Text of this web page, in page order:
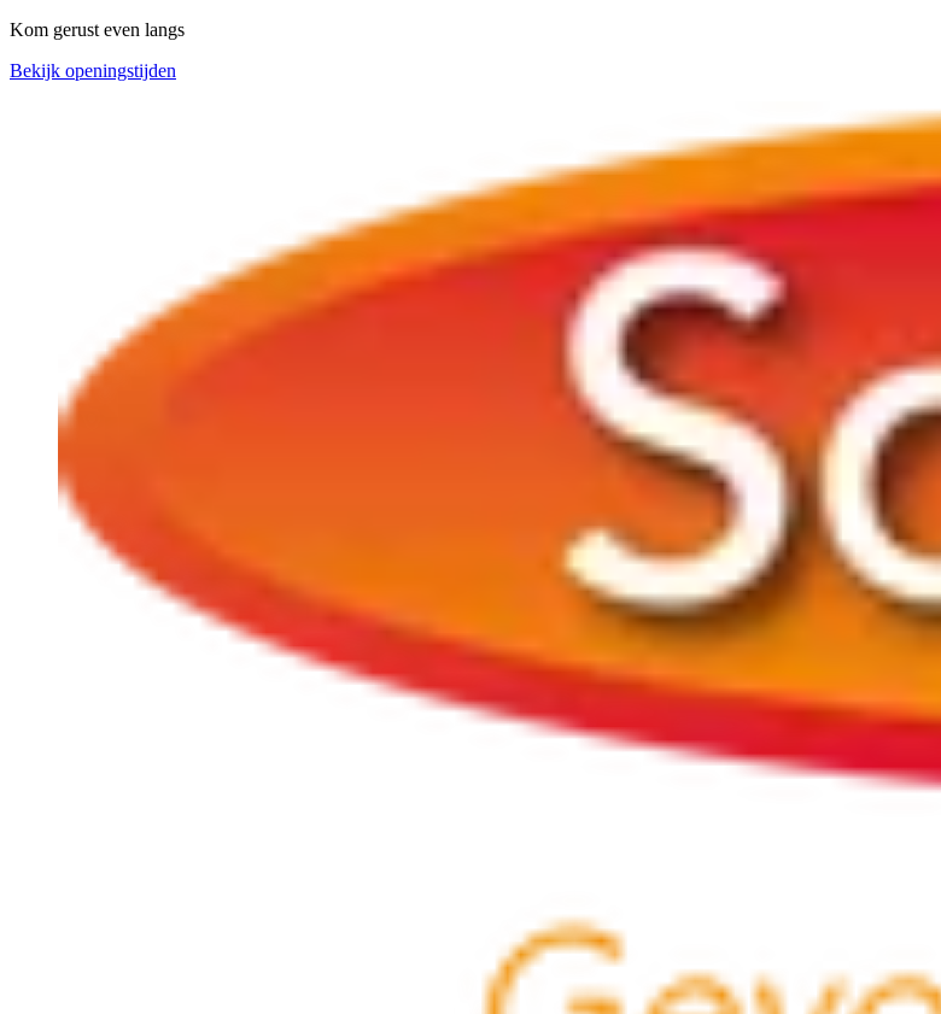
Kom gerust even langs
Bekijk openingstijden